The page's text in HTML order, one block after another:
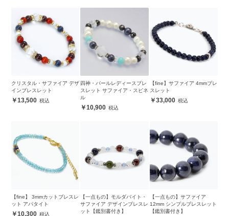
クリスタル・サファイア デザ
インブレスレット
13,500
四神・パールレディースブレ
スレット サファイア・スピネ
ル
10,900
【fine】サファイア 4mmブレ
スレット
33,000
【fine】 3mmカットブレスレ
ット アパタイト
10,300
【一点もの】モルダバイト・
サファイア デザインブレスレ
ット【鑑別書付き】
【一点もの】サファイア
12mm シンプルブレスレット
【鑑別書付き】